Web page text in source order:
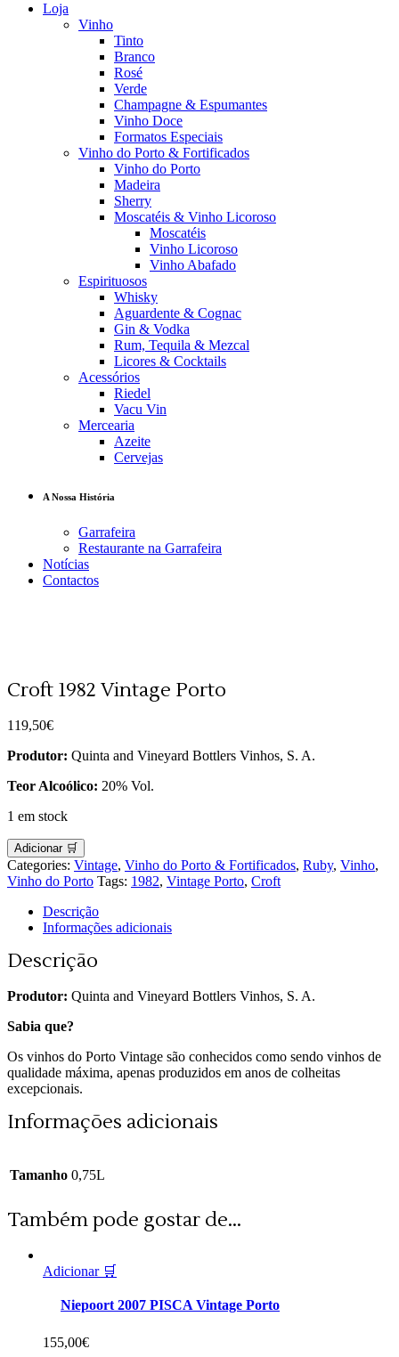
Loja
Vinho
Tinto
Branco
Rosé
Verde
Champagne & Espumantes
Vinho Doce
Formatos Especiais
Vinho do Porto & Fortificados
Vinho do Porto
Madeira
Sherry
Moscatéis & Vinho Licoroso
Moscatéis
Vinho Licoroso
Vinho Abafado
Espirituosos
Whisky
Aguardente & Cognac
Gin & Vodka
Rum, Tequila & Mezcal
Licores & Cocktails
Acessórios
Riedel
Vacu Vin
Mercearia
Azeite
Cervejas
A Nossa História
Garrafeira
Restaurante na Garrafeira
Notícias
Contactos
Croft 1982 Vintage Porto
119,50€
Produtor: Quinta and Vineyard Bottlers Vinhos, S. A.
Teor Alcoólico: 20% Vol.
1 em stock
Adicionar 🛒
Categories: Vintage, Vinho do Porto & Fortificados, Ruby, Vinho,
Vinho do Porto Tags: 1982, Vintage Porto, Croft
Descrição
Informações adicionais
Descrição
Produtor: Quinta and Vineyard Bottlers Vinhos, S. A.
Sabia que?
Os vinhos do Porto Vintage são conhecidos como sendo vinhos de
qualidade máxima, apenas produzidos em anos de colheitas
excepcionais.
Informações adicionais
Tamanho 0,75L
Também pode gostar de...
Adicionar 🛒
Niepoort 2007 PISCA Vintage Porto
155,00€